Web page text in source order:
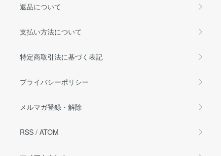
返品について
支払い方法について
特定商取引法に基づく表記
プライバシーポリシー
メルマガ登録・解除
RSS / ATOM